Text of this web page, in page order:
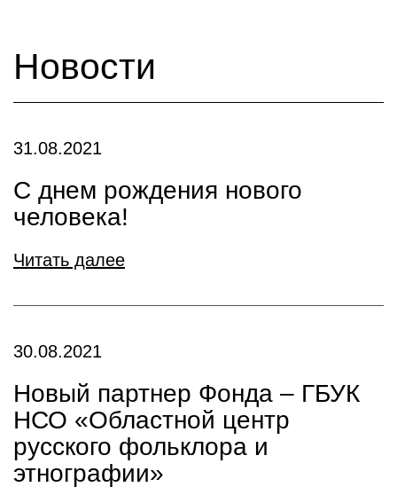
Новости
31.08.2021
С днем рождения нового
человека!
Читать далее
30.08.2021
Новый партнер Фонда – ГБУК
НСО «Областной центр
русского фольклора и
этнографии»